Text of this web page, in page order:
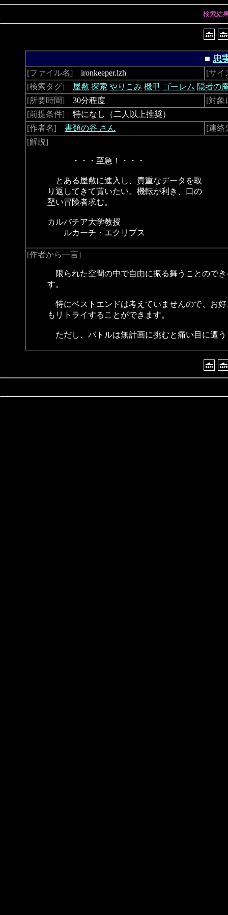
検索結
■ 忠
[ファイル名] ironkeeper.lzh
[サイ
[検索タグ]
屋敷 探索 やりこみ 機甲 ゴーレム 隠者の
[所要時間] 30分程度
[対象
[前提条件] 特になし（二人以上推奨）
[作者名]
書類の谷 さん
[連絡
[解説]
・・・至急！・・・
とある屋敷に進入し、貴重なデータを取
り返してきて貰いたい。機転が利き、口の
堅い冒険者求む。
カルバチア大学教授
ルカーチ・エクリプス
[作者から一言]
限られた空間の中で自由に振る舞うことので
す。
特にベストエンドは考えていませんので、お
もリトライすることができます。
ただし、バトルは無計画に挑むと痛い目に遭